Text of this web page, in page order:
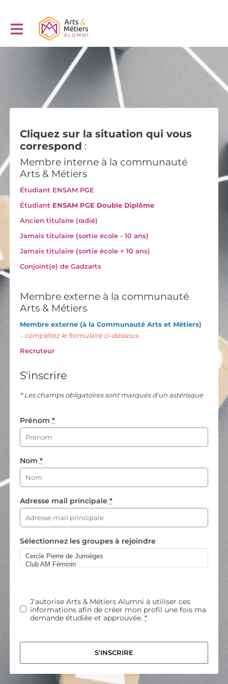
Cliquez sur la situation qui vous
correspond :
Membre interne à la communauté
Arts & Métiers
Étudiant ENSAM PGE
Étudiant ENSAM PGE Double Diplôme
Ancien titulaire (radié)
Jamais titulaire (sortie école - 10 ans)
Jamais titulaire (sortie école + 10 ans)
Conjoint(e) de Gadzarts
Membre externe à la communauté
Arts & Métiers
Membre externe (à la Communauté Arts et Métiers)
- complétez le formulaire ci-dessous
Recruteur
S'inscrire
* Les champs obligatoires sont marqués d'un astérisque
Prénom *
Nom *
Adresse mail principale *
Sélectionnez les groupes à rejoindre
J'autorise Arts & Métiers Alumni à utiliser ces
informations afin de créer mon profil une fois ma
demande étudiée et approuvée. *